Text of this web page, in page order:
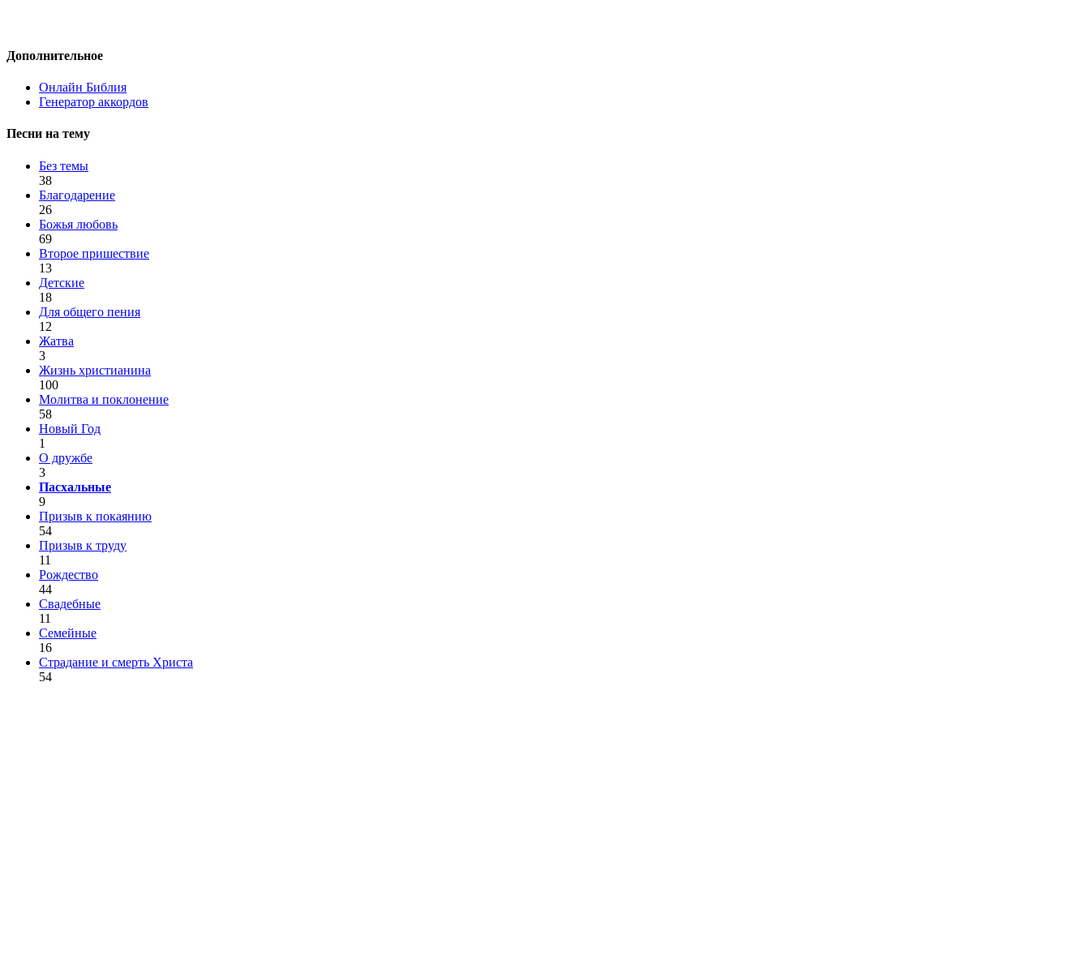
Дополнительное
Онлайн Библия
Генератор аккордов
Песни на тему
Без темы
38
Благодарение
26
Божья любовь
69
Второе пришествие
13
Детские
18
Для общего пения
12
Жатва
3
Жизнь христианина
100
Молитва и поклонение
58
Новый Год
1
О дружбе
3
Пасхальные
9
Призыв к покаянию
54
Призыв к труду
11
Рождество
44
Свадебные
11
Семейные
16
Страдание и смерть Христа
54